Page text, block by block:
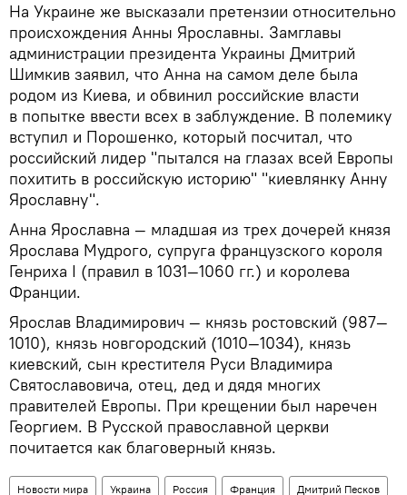
На Украине же высказали претензии относительно
происхождения Анны Ярославны. Замглавы
администрации президента Украины Дмитрий
Шимкив заявил, что Анна на самом деле была
родом из Киева, и обвинил российские власти
в попытке ввести всех в заблуждение. В полемику
вступил и Порошенко, который посчитал, что
российский лидер "пытался на глазах всей Европы
похитить в российскую историю" "киевлянку Анну
Ярославну".
Анна Ярославна — младшая из трех дочерей князя
Ярослава Мудрого, супруга французского короля
Генриха I (правил в 1031—1060 гг.) и королева
Франции.
Ярослав Владимирович — князь ростовский (987—
1010), князь новгородский (1010—1034), князь
киевский, сын крестителя Руси Владимира
Святославовича, отец, дед и дядя многих
правителей Европы. При крещении был наречен
Георгием. В Русской православной церкви
почитается как благоверный князь.
Новости мира Украина Россия Франция Дмитрий Песков